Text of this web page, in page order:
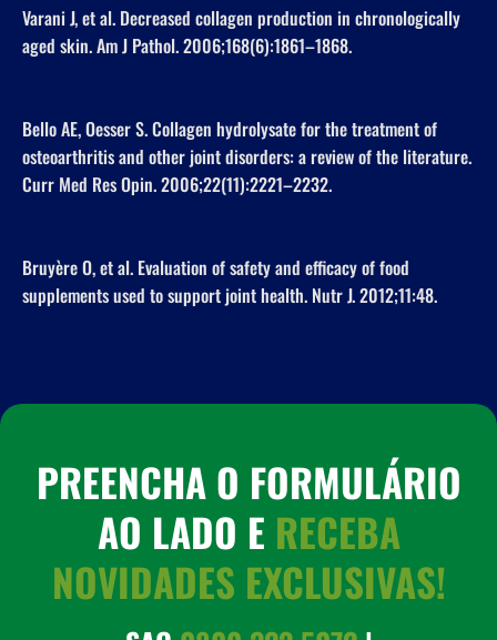
Varani J, et al. Decreased collagen production in chronologically
aged skin. Am J Pathol. 2006;168(6):1861–1868.
Bello AE, Oesser S. Collagen hydrolysate for the treatment of
osteoarthritis and other joint disorders: a review of the literature.
Curr Med Res Opin. 2006;22(11):2221–2232.
Bruyère O, et al. Evaluation of safety and efficacy of food
supplements used to support joint health. Nutr J. 2012;11:48.
PREENCHA O FORMULÁRIO
AO LADO E RECEBA
NOVIDADES EXCLUSIVAS!